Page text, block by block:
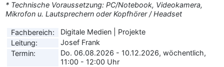
* Technische Voraussetzung: PC/Notebook, Videokamera,
Mikrofon u. Lautsprechern oder Kopfhörer / Headset
Fachbereich:
Digitale Medien | Projekte
Leitung:
Josef Frank
Termin:
Do. 06.08.2026 - 10.12.2026, wöchentlich,
11:00 - 12:00 Uhr